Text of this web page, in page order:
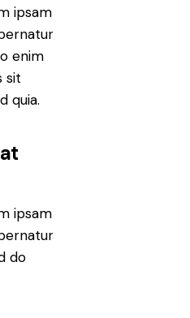
ipsam
enim
sit
quia.
ipsam
do